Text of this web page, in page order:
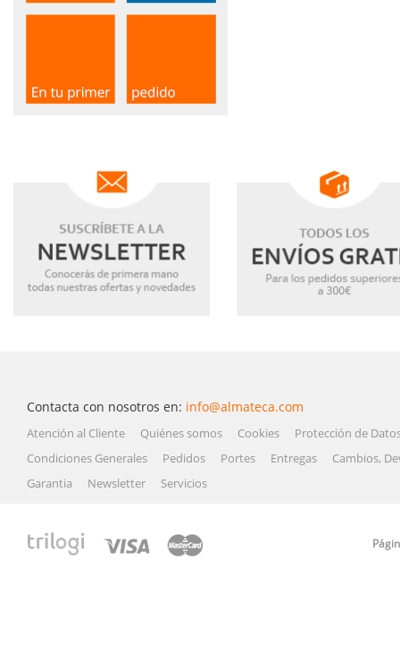
Contacta con nosotros en: info@almateca.com
Atención al Cliente Quiénes somos Cookies
Protección de
Condiciones Generales
Pedidos Portes Entregas
Cambios,
Garantia
Newsletter Servicios